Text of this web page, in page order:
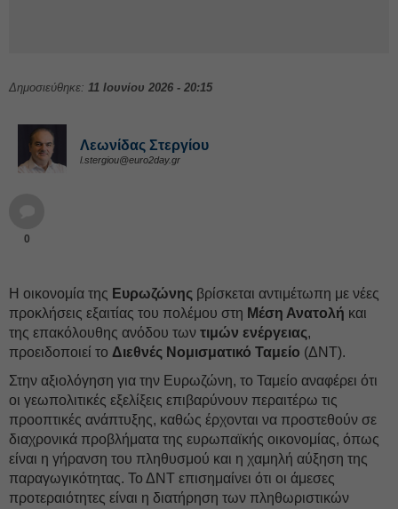
Δημοσιεύθηκε: 11 Ιουνίου 2026 - 20:15
Λεωνίδας Στεργίου
l.stergiou@euro2day.gr
0
Η οικονομία της Ευρωζώνης βρίσκεται αντιμέτωπη με νέες
προκλήσεις εξαιτίας του πολέμου στη Μέση Ανατολή και
της επακόλουθης ανόδου των τιμών ενέργειας,
προειδοποιεί το Διεθνές Νομισματικό Ταμείο (ΔΝΤ).
Στην αξιολόγηση για την Ευρωζώνη, το Ταμείο αναφέρει ότι
οι γεωπολιτικές εξελίξεις επιβαρύνουν περαιτέρω τις
προοπτικές ανάπτυξης, καθώς έρχονται να προστεθούν σε
διαχρονικά προβλήματα της ευρωπαϊκής οικονομίας, όπως
είναι η γήρανση του πληθυσμού και η χαμηλή αύξηση της
παραγωγικότητας. Το ΔΝΤ επισημαίνει ότι οι άμεσες
προτεραιότητες είναι η διατήρηση των πληθωριστικών